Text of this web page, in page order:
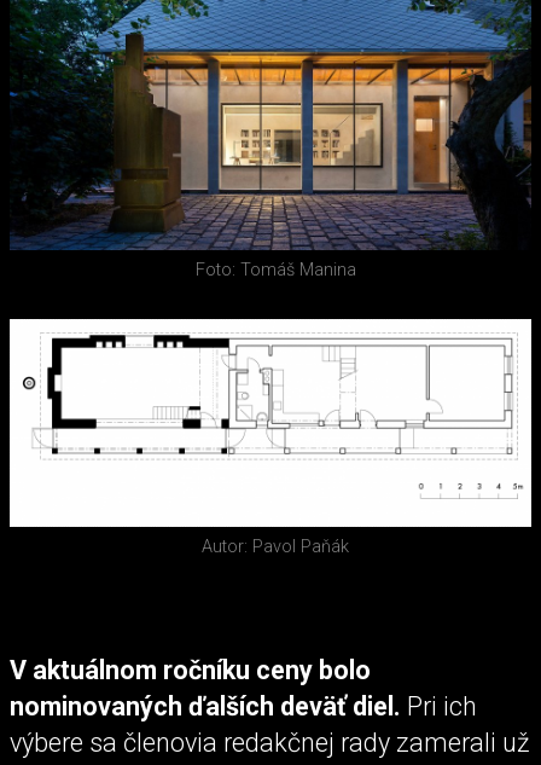
Foto: Tomáš Manina
Autor: Pavol Paňák
V aktuálnom ročníku ceny bolo
nominovaných ďalších deväť diel. Pri ich
výbere sa členovia redakčnej rady zamerali už